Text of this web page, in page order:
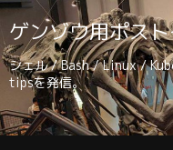
ゲンゾウ用ポス
シェル / Bash / Linux /
tipsを発信。